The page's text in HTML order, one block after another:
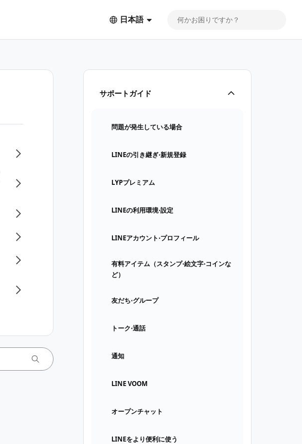
日本語
サポートガイド
問題が発生している場合
LINEの引き継ぎ⋅新規登録
LYPプレミアム
LINEの利用環境⋅設定
LINEアカウント⋅プロフィール
有料アイテム（スタンプ⋅絵文字⋅コインな
ど）
友だち⋅グループ
トーク⋅通話
通知
LINE VOOM
オープンチャット
LINEをより便利に使う